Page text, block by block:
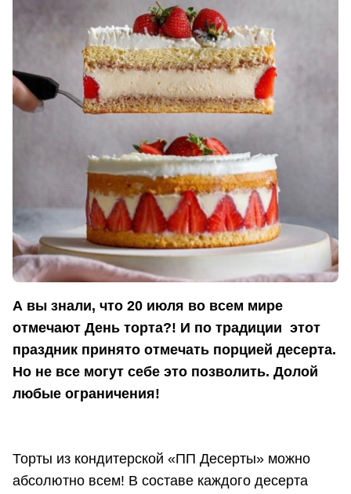
А вы знали, что 20 июля во всем мире
отмечают День торта?! И по традиции этот
праздник принято отмечать порцией десерта.
Но не все могут себе это позволить. Долой
любые ограничения!
Торты из кондитерской «ПП Десерты» можно
абсолютно всем! В составе каждого десерта